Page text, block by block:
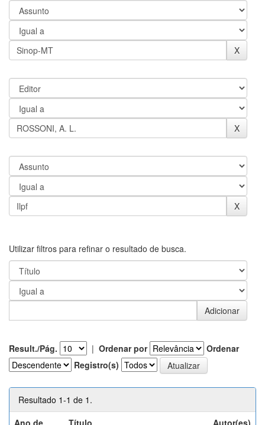
Utilizar filtros para refinar o resultado de busca.
Result./Pág. | Ordenar por
Ordenar
Registro(s)
Resultado 1-1 de 1.
Ano de
Título Autor(es)